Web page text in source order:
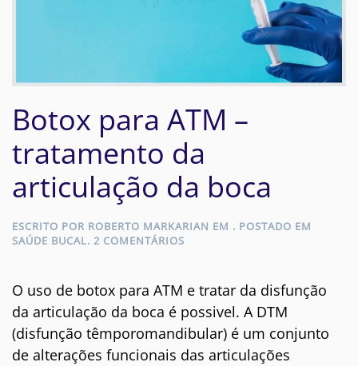
Botox para ATM –
tratamento da
articulação da boca
ESCRITO POR ROBERTO MARKARIAN EM . POSTADO EM
SAÚDE BUCAL. 2 COMENTÁRIOS
ATM
–
TRATAMENTO
DA
ARTICULAÇÃO
DA
O uso de botox para ATM e tratar da disfunção
da articulação da boca é possivel. A DTM
(disfunção têmporomandibular) é um conjunto
de alterações funcionais das articulações